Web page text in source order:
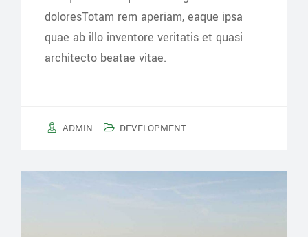
doloresTotam rem aperiam, eaque ipsa
quae ab illo inventore veritatis et quasi
architecto beatae vitae.
ADMIN DEVELOPMENT